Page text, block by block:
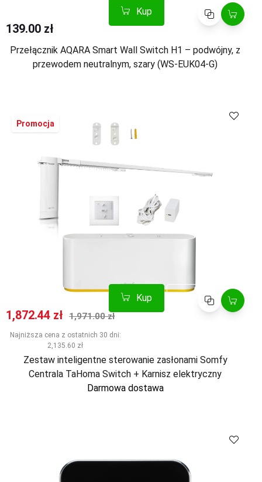
Kup Porównaj
139.00 zł
Przełącznik AQARA Smart Wall Switch H1 – podwójny, z
przewodem neutralnym, szary (WS-EUK04-G)
Kup Porównaj
Promocja
Cena promocyjna
1,872.44 zł Normalna cena
1,971.00 zł
Najniższa cena z ostatnich 30 dni:
2,135.60 zł
Zestaw inteligentne sterowanie zasłonami Somfy
Centrala TaHoma Switch + Karnisz elektryczny
Darmowa dostawa